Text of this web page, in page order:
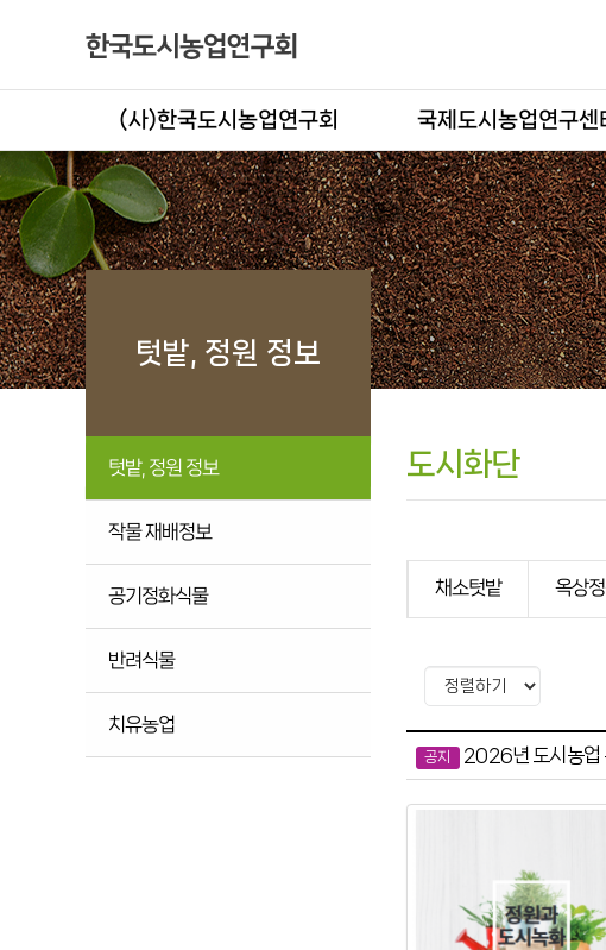
(사)한국도시농업연구회 국제도시농업연구
텃밭, 정원 정보
텃밭, 정원 정보
작물 재배정보
공기정화식물
반려식물
치유농업
도시화단
채소텃밭 옥상
공지 2026년 도시농업